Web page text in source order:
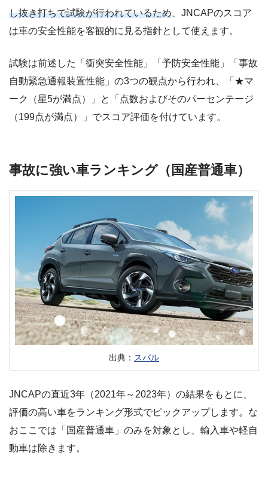
し抜き打ちで試験が行われているため、JNCAPのスコア
は車の安全性能を客観的に見る指針として使えます。
試験は前述した「衝突安全性能」「予防安全性能」「事故
自動緊急通報装置性能」の3つの観点から行われ、「★マ
ーク（星5が満点）」と「点数およびそのパーセンテージ
（199点が満点）」でスコア評価を付けています。
事故に強い車ランキング（国産普通車）
出典： スバル
JNCAPの直近3年（2021年～2023年）の結果をもとに、
評価の高い車をランキング形式でピックアップします。な
おここでは「国産普通車」のみを対象とし、輸入車や軽自
動車は除きます。